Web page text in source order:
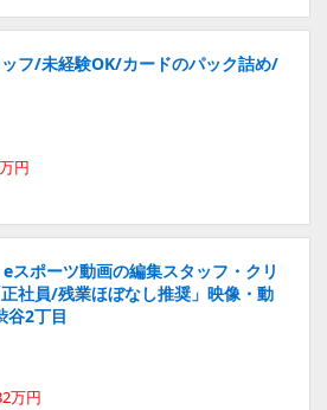
フ/未経験OK/カードのパック詰め/
円
eスポーツ動画の編集スタッフ・クリ
社員/残業ほぼなし推奨」映像・動
谷2丁目
万円